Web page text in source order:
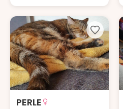
PERLE